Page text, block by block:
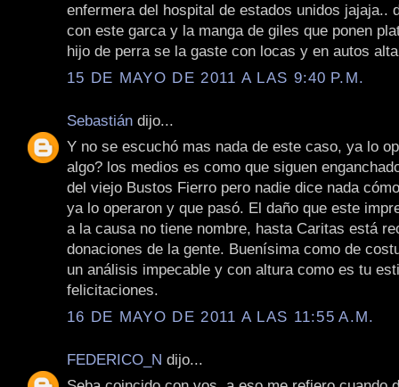
enfermera del hospital de estados unidos jajaja..
con este garca y la manga de giles que ponen
hijo de perra se la gaste con locas y en autos
15 DE MAYO DE 2011 A LAS 9:40 P.M.
Sebastián dijo...
Y no se escuchó mas nada de este caso, ya lo
algo? los medios es como que siguen
del viejo Bustos Fierro pero nadie dice nada
ya lo operaron y que pasó. El daño que este
a la causa no tiene nombre, hasta Caritas está
donaciones de la gente. Buenísima como de
un análisis impecable y con altura como es tu
felicitaciones.
16 DE MAYO DE 2011 A LAS 11:55 A.M.
FEDERICO_N dijo...